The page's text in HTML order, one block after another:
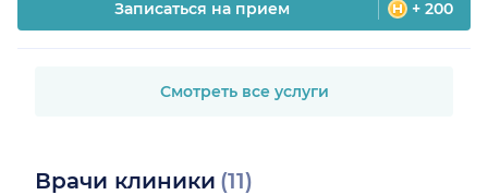
Записаться на прием + 200
Смотреть все услуги
Врачи клиники (11)